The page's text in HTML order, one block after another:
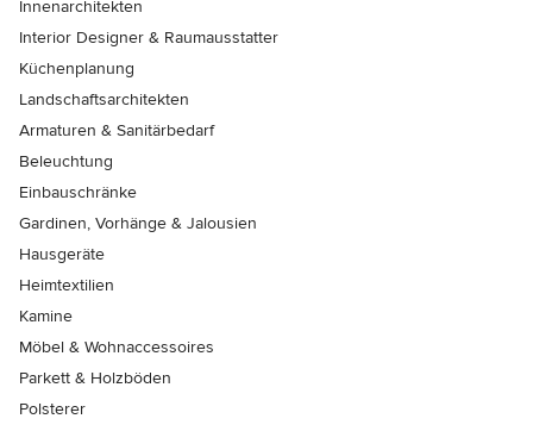
Innenarchitekten
Interior Designer & Raumausstatter
Küchenplanung
Landschaftsarchitekten
Armaturen & Sanitärbedarf
Beleuchtung
Einbauschränke
Gardinen, Vorhänge & Jalousien
Hausgeräte
Heimtextilien
Kamine
Möbel & Wohnaccessoires
Parkett & Holzböden
Polsterer